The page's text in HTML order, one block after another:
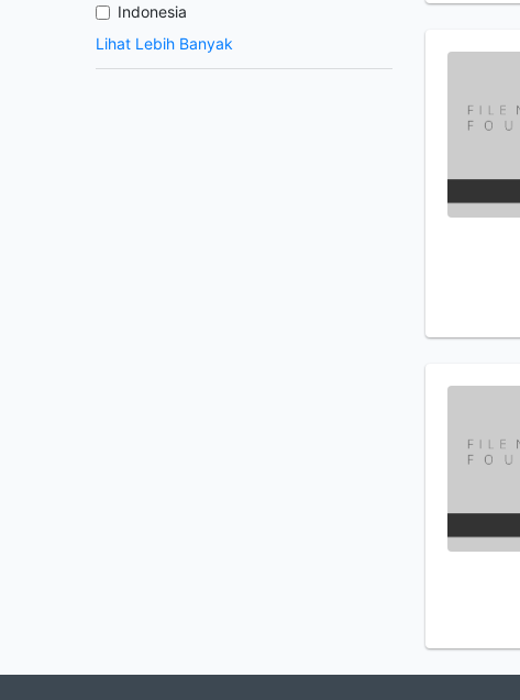
Indonesia
Lihat Lebih Banyak